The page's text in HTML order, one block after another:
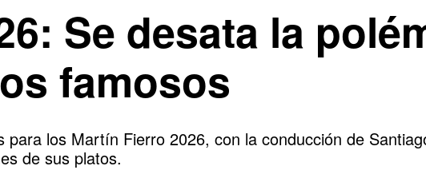
Se desata la
famosos
los Martín Fierro 2026, con la conducción de
de sus platos.